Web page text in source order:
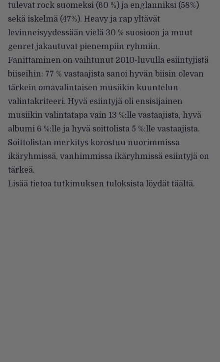
tulevat rock suomeksi (60 %) ja englanniksi (58%)
sekä iskelmä (47%). Heavy ja rap yltävät
levinneisyydessään vielä 30 % suosioon ja muut
genret jakautuvat pienempiin ryhmiin.
Fanittaminen on vaihtunut 2010-luvulla esiintyjistä
biiseihin: 77 % vastaajista sanoi hyvän biisin olevan
tärkein omavalintaisen musiikin kuuntelun
valintakriteeri. Hyvä esiintyjä oli ensisijainen
musiikin valintatapa vain 13 %:lle vastaajista, hyvä
albumi 6 %:lle ja hyvä soittolista 5 %:lle vastaajista.
Soittolistan merkitys korostuu nuorimmissa
ikäryhmissä, vanhimmissa ikäryhmissä esiintyjä on
tärkeä.
Lisää tietoa tutkimuksen tuloksista löydät täältä.